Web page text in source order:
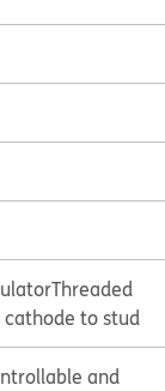
Threaded
cathode to stud
and